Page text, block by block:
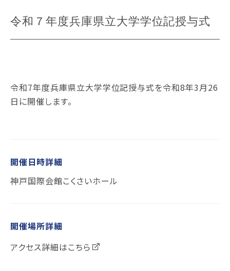
令和７年度兵庫県立大学学位記授与式
令和7年度兵庫県立大学学位記授与式を令和8年3月26
日に開催します。
開催日時詳細
神戸国際会館こくさいホール
開催場所詳細
アクセス詳細はこちら